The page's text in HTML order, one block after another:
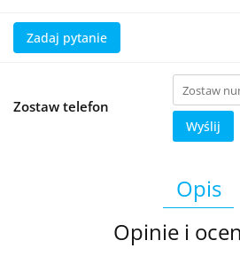
Zadaj pytanie
Zostaw telefon
Wyślij
Opis
Opinie i